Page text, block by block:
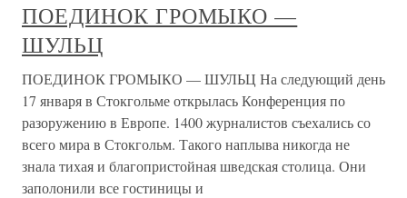
ПОЕДИНОК ГРОМЫКО —
ШУЛЬЦ
ПОЕДИНОК ГРОМЫКО — ШУЛЬЦ На следующий день
17 января в Стокгольме открылась Конференция по
разоружению в Европе. 1400 журналистов съехались со
всего мира в Стокгольм. Такого наплыва никогда не
знала тихая и благопристойная шведская столица. Они
заполонили все гостиницы и